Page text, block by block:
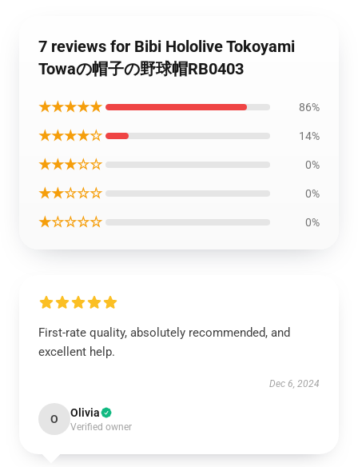
7 reviews for Bibi Hololive Tokoyami
Towaの帽子の野球帽RB0403
★★★★★ 86%
★★★★☆ 14%
★★★☆☆ 0%
★★☆☆☆ 0%
★☆☆☆☆ 0%
First-rate quality, absolutely recommended, and
excellent help.
Dec 6, 2024
O Olivia
Verified owner